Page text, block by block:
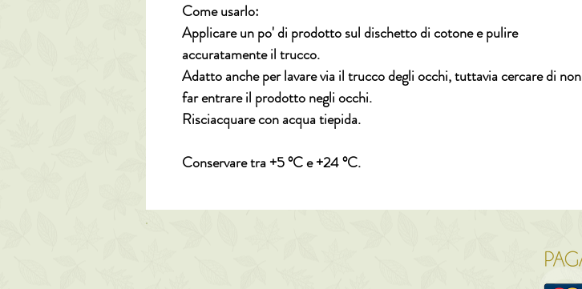
Come usarlo:
Applicare un po' di prodotto sul dischetto di cotone e pulire
accuratamente il trucco.
Adatto anche per lavare via il trucco degli occhi, tuttavia cercare di non
far entrare il prodotto negli occhi.
Risciacquare con acqua tiepida.
Conservare tra +5 °C e +24 °C.